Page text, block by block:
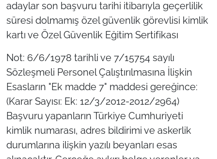
adaylar son başvuru tarihi itibarıyla geçerlilik
süresi dolmamış özel güvenlik görevlisi kimlik
kartı ve Özel Güvenlik Eğitim Sertifikası
Not: 6/6/1978 tarihli ve 7/15754 sayılı
Sözleşmeli Personel Çalıştırılmasına İlişkin
Esasların "Ek madde 7" maddesi gereğince:
(Karar Sayısı: Ek: 12/3/2012-2012/2964)
Başvuru yapanların Türkiye Cumhuriyeti
kimlik numarası, adres bildirimi ve askerlik
durumlarına ilişkin yazılı beyanları esas